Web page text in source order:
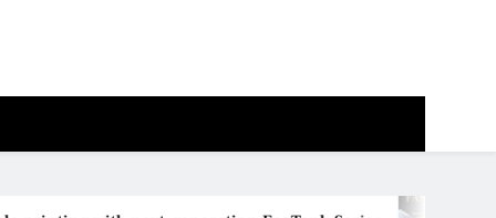
马来西亚妈妈提供分享剖腹产复原历程的空间